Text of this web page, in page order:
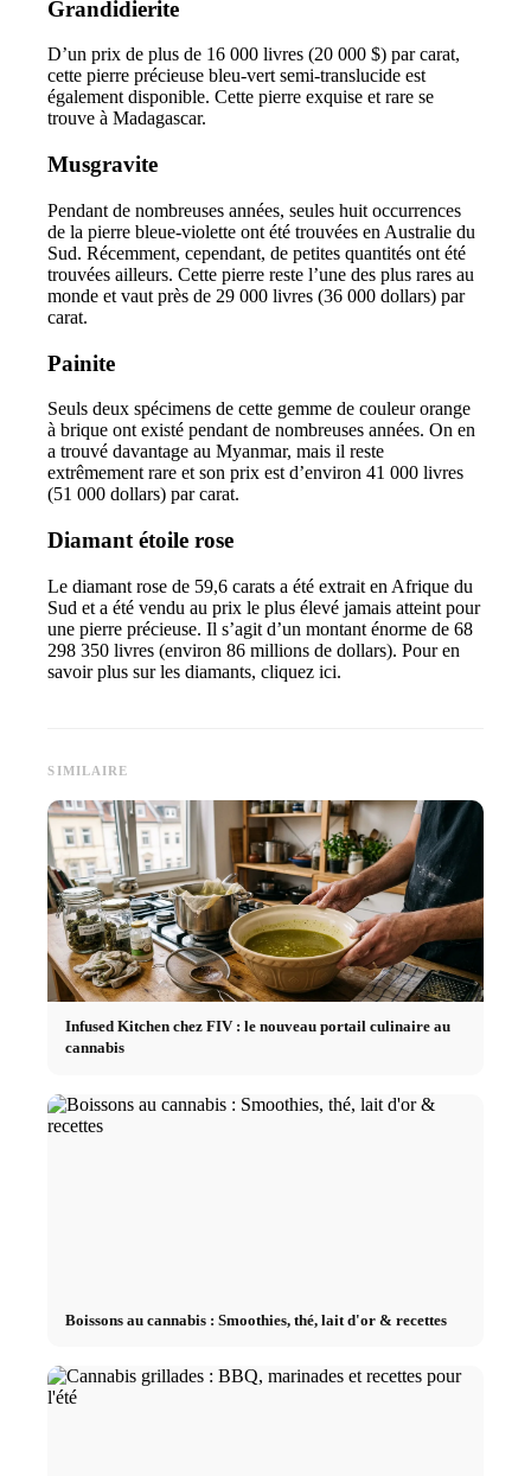
Grandidierite
D’un prix de plus de 16 000 livres (20 000 $) par carat,
cette pierre précieuse bleu-vert semi-translucide est
également disponible. Cette pierre exquise et rare se
trouve à Madagascar.
Musgravite
Pendant de nombreuses années, seules huit occurrences
de la pierre bleue-violette ont été trouvées en Australie du
Sud. Récemment, cependant, de petites quantités ont été
trouvées ailleurs. Cette pierre reste l’une des plus rares au
monde et vaut près de 29 000 livres (36 000 dollars) par
carat.
Painite
Seuls deux spécimens de cette gemme de couleur orange
à brique ont existé pendant de nombreuses années. On en
a trouvé davantage au Myanmar, mais il reste
extrêmement rare et son prix est d’environ 41 000 livres
(51 000 dollars) par carat.
Diamant étoile rose
Le diamant rose de 59,6 carats a été extrait en Afrique du
Sud et a été vendu au prix le plus élevé jamais atteint pour
une pierre précieuse. Il s’agit d’un montant énorme de 68
298 350 livres (environ 86 millions de dollars). Pour en
savoir plus sur les diamants, cliquez ici.
SIMILAIRE
Infused Kitchen chez FIV : le nouveau portail culinaire au
cannabis
Boissons au cannabis : Smoothies, thé, lait d'or & recettes